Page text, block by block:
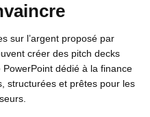
sur l’argent proposé par
créer des pitch decks
dédié à la finance
structurées et prêtes pour les